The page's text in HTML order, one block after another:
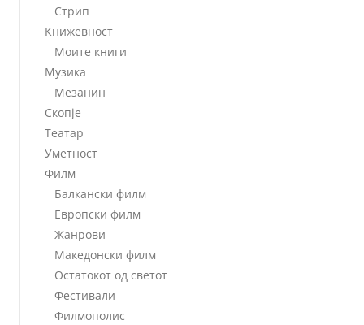
Стрип
Книжевност
Моите книги
Музика
Мезанин
Скопје
Театар
Уметност
Филм
Балкански филм
Европски филм
Жанрови
Македонски филм
Остатокот од светот
Фестивали
Филмополис